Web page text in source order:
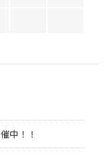
中！！